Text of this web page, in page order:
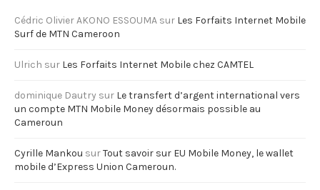
Cédric Olivier AKONO ESSOUMA sur Les Forfaits Internet Mobile
Surf de MTN Cameroon
Ulrich sur Les Forfaits Internet Mobile chez CAMTEL
dominique Dautry sur Le transfert d’argent international vers
un compte MTN Mobile Money désormais possible au
Cameroun
Cyrille Mankou surTout savoir sur EU Mobile Money, le wallet
mobile d’Express Union Cameroun.